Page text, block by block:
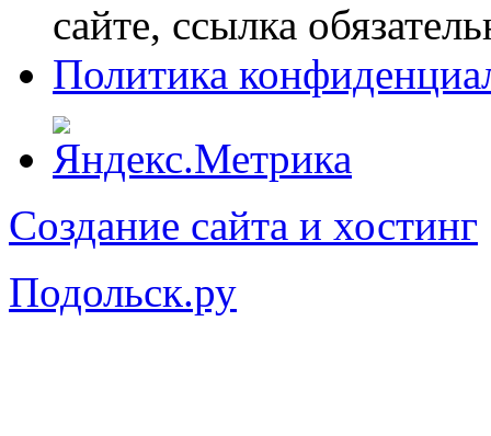
сайте, ссылка
Политика
Создание сайта и хостинг
Подольск.ру